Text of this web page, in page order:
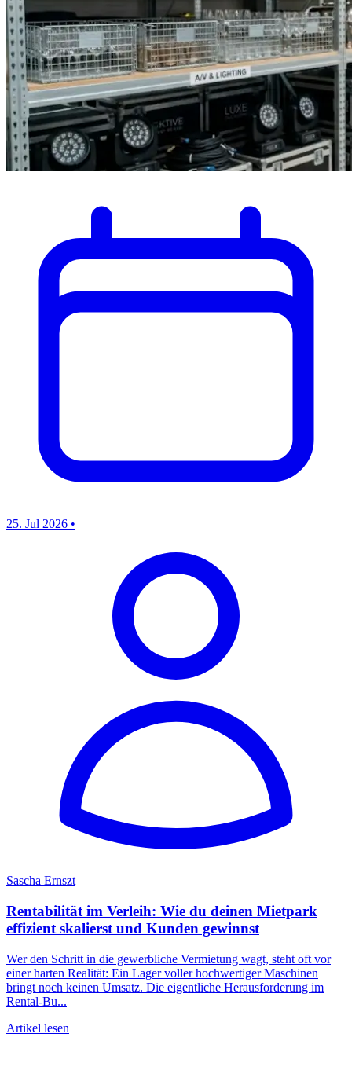
25. Jul 2026 •
Sascha Ernszt
Rentabilität im Verleih: Wie du deinen Mietpark
effizient skalierst und Kunden gewinnst
Wer den Schritt in die gewerbliche Vermietung wagt, steht oft vor
einer harten Realität: Ein Lager voller hochwertiger Maschinen
bringt noch keinen Umsatz. Die eigentliche Herausforderung im
Rental-Bu...
Artikel lesen